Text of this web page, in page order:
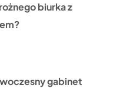
biurka z
gabinet